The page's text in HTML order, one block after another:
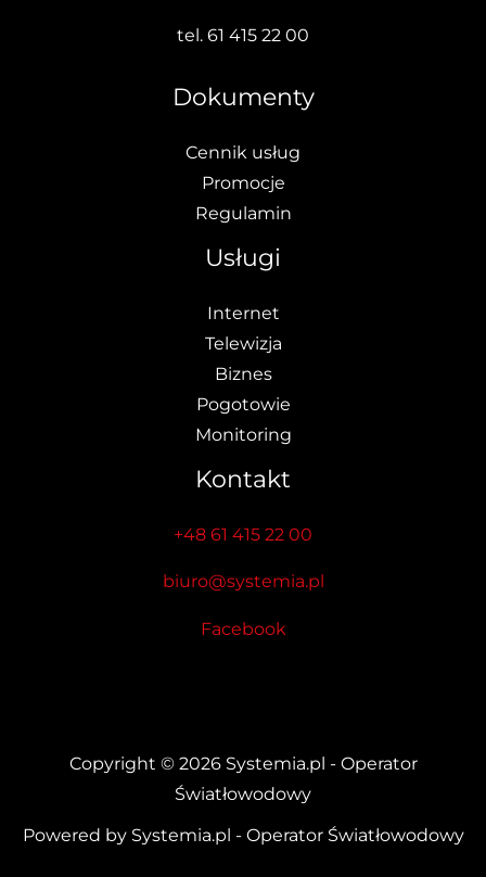
tel. 61 415 22 00
Dokumenty
Cennik usług
Promocje
Regulamin
Usługi
Internet
Telewizja
Biznes
Pogotowie
Monitoring
Kontakt
+48 61 415 22 00
biuro@systemia.pl
Facebook
Copyright © 2026 Systemia.pl - Operator
Światłowodowy
Powered by Systemia.pl - Operator Światłowodowy